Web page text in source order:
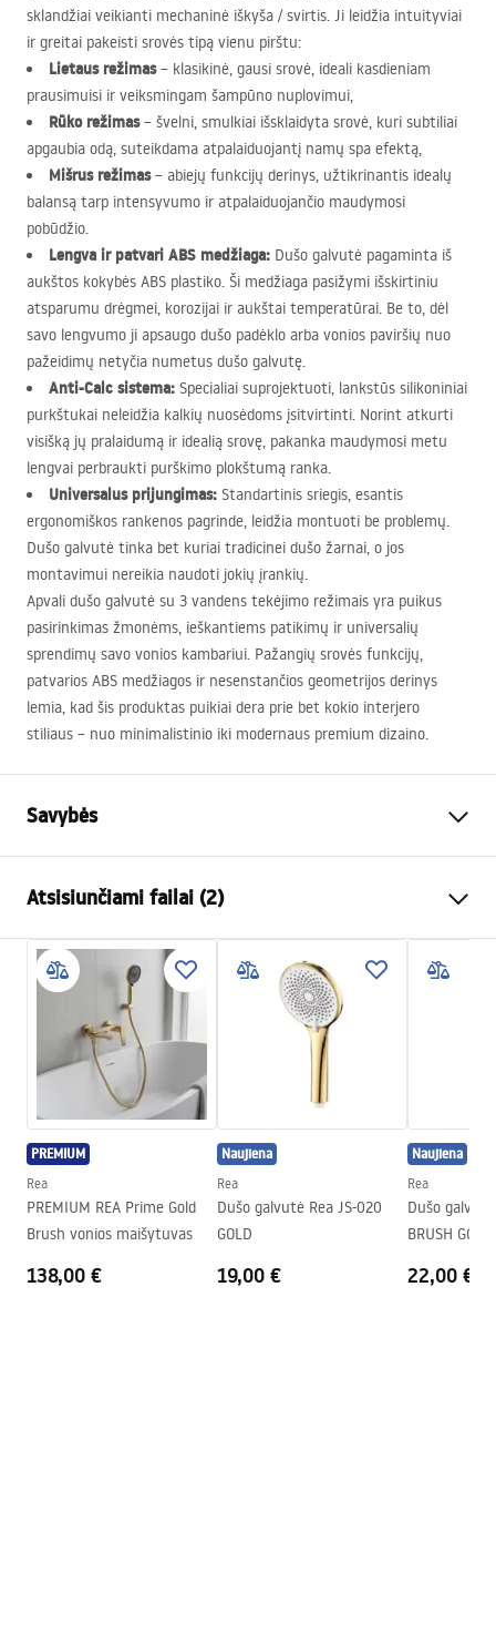
sklandžiai veikianti mechaninė iškyša / svirtis. Ji leidžia intuityviai
ir greitai pakeisti srovės tipą vienu pirštu:
Lietaus režimas– klasikinė, gausi srovė, ideali kasdieniam
prausimuisi ir veiksmingam šampūno nuplovimui,
Rūko režimas– švelni, smulkiai išsklaidyta srovė, kuri subtiliai
apgaubia odą, suteikdama atpalaiduojantį namų spa efektą,
Mišrus režimas– abiejų funkcijų derinys, užtikrinantis idealų
balansą tarp intensyvumo ir atpalaiduojančio maudymosi
pobūdžio.
Lengva ir patvari ABS medžiaga: Dušo galvutė pagaminta iš
aukštos kokybės ABS plastiko. Ši medžiaga pasižymi išskirtiniu
atsparumu drėgmei, korozijai ir aukštai temperatūrai. Be to, dėl
savo lengvumo ji apsaugo dušo padėklo arba vonios paviršių nuo
pažeidimų netyčia numetus dušo galvutę.
Anti-Calc sistema: Specialiai suprojektuoti, lankstūs silikoniniai
purkštukai neleidžia kalkių nuosėdoms įsitvirtinti. Norint atkurti
visišką jų pralaidumą ir idealią srovę, pakanka maudymosi metu
lengvai perbraukti purškimo plokštumą ranka.
Universalus prijungimas: Standartinis sriegis, esantis
ergonomiškos rankenos pagrinde, leidžia montuoti be problemų.
Dušo galvutė tinka bet kuriai tradicinei dušo žarnai, o jos
montavimui nereikia naudoti jokių įrankių.
Apvali dušo galvutė su 3 vandens tekėjimo režimais yra puikus
pasirinkimas žmonėms, ieškantiems patikimų ir universalių
sprendimų savo vonios kambariui. Pažangių srovės funkcijų,
patvarios ABS medžiagos ir nesenstančios geometrijos derinys
lemia, kad šis produktas puikiai dera prie bet kokio interjero
stiliaus – nuo minimalistinio iki modernaus premium dizaino.
Savybės
Medžiaga
Montavimo būdas
Prisukamas
Plotis
110mm
mm
Garantija
24 mėnesių
Atsisiunčiami failai (2)
Pielęgnacja
Garantijos sąlygos
Warranty_Terms_and_Conditions_Accessories_-_24.pdf
PREMIUM
Rea
PREMIUM REA Prime Gold
Brush vonios maišytuvas
138,00 €
Naujiena
Rea
Dušo galvutė Rea JS-020
GOLD
19,00 €
Naujiena
Rea
Dušo
BRUSH GOLD
22,00 €